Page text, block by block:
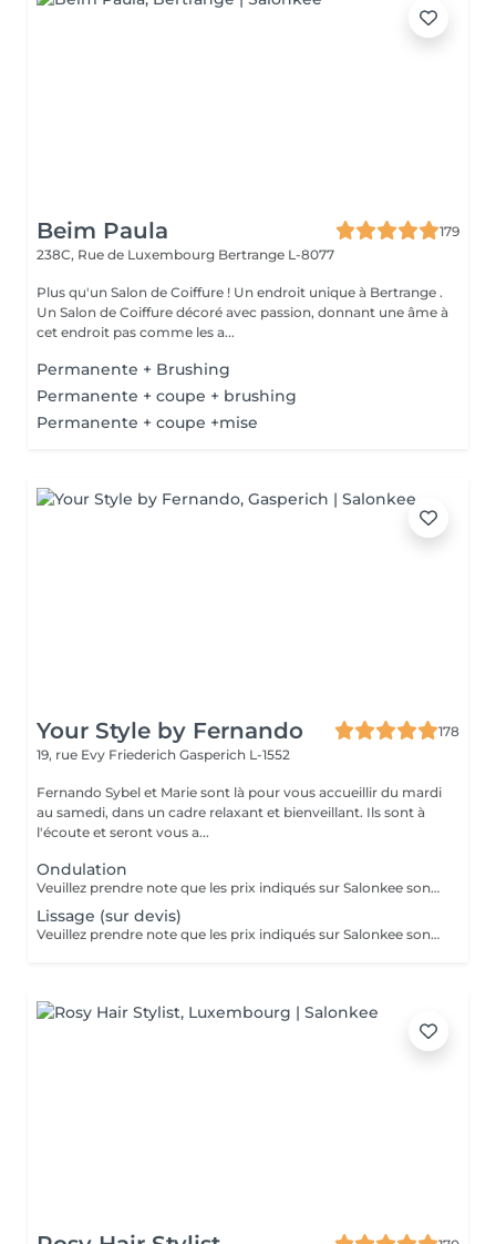
Beim Paula
179
238C, Rue de Luxembourg Bertrange L-8077
Plus qu'un Salon de Coiffure ! Un endroit unique à Bertrange .
Un Salon de Coiffure décoré avec passion, donnant une âme à
cet endroit pas comme les a...
Permanente + Brushing
Permanente + coupe + brushing
Permanente + coupe +mise
Your Style by Fernando
178
19, rue Evy Friederich Gasperich L-1552
Fernando Sybel et Marie sont là pour vous accueillir du mardi
au samedi, dans un cadre relaxant et bienveillant. Ils sont à
l'écoute et seront vous a...
Ondulation
Veuillez prendre note que les prix indiqués sur Salonkee sont communiqués à titre informatif et s'entendent de base. Ces derniers sont susceptibles de varier selon le diagnostic réalisé à votre arrivée au salon et l'expertise du professionnel à qui vous confiez votre beauté. Dans tous les cas, un devis précis vous sera proposé et toutes réalisations de prestations seront effectuées avec votre accord. Un grand merci d'avance pour votre compréhension. Au plaisir de vous revoir très vite.
Lissage (sur devis)
Veuillez prendre note que les prix indiqués sur Salonkee sont communiqués à titre informatif et s'entendent de base. Ces derniers sont susceptibles de varier selon le diagnostic réalisé à votre arrivée au salon et l'expertise du professionnel à qui vous confiez votre beauté. Dans tous les cas, un devis précis vous sera proposé et toutes réalisations de prestations seront effectuées avec votre accord. Un grand merci d'avance pour votre compréhension. Au plaisir de vous revoir très vite.